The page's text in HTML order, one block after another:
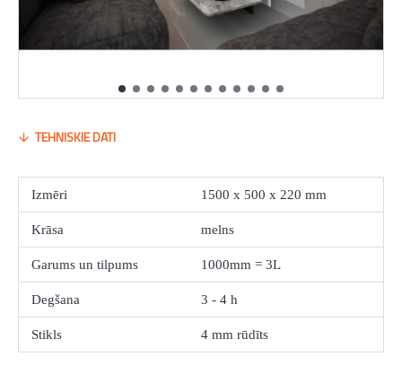
TEHNISKIE DATI
Izmēri 1500 x 500 x 220 mm
Krāsa melns
Garums un tilpums 1000mm = 3L
Degšana 3 - 4 h
Stikls 4 mm rūdīts